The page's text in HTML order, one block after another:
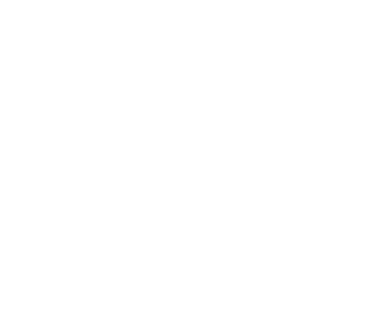
1x ingyenesen, előzetes foglalással)